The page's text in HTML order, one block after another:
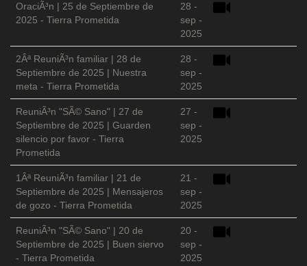
OraciÃ³n | 25 de Septiembre de
2025 - Tierra Prometida
28 -
sep -
2025
2Âª ReuniÃ³n familiar | 28 de
Septiembre de 2025 | Nuestra
meta - Tierra Prometida
28 -
sep -
2025
ReuniÃ³n "SÃ© Sano" | 27 de
Septiembre de 2025 | Guarden
silencio por favor - Tierra
Prometida
27 -
sep -
2025
1Âª ReuniÃ³n familiar | 21 de
Septiembre de 2025 | Mensajeros
de gozo - Tierra Prometida
21 -
sep -
2025
ReuniÃ³n "SÃ© Sano" | 20 de
Septiembre de 2025 | Buen siervo
- Tierra Prometida
20 -
sep -
2025